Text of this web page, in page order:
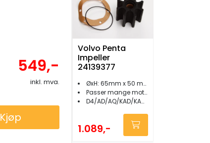
549,-
inkl. mva.
Kjøp
Volvo Penta
Impeller
24139377
ØxH: 65mm x 50 mm
Passer mange motorer
D4/AD/AQ/KAD/KAMD/TAMD...
1.089,-